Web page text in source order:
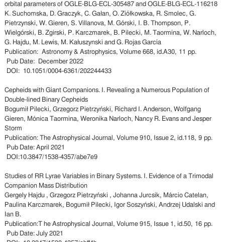
orbital parameters of OGLE-BLG-ECL-305487 and OGLE-BLG-ECL-116218
K. Suchomska, D. Graczyk, C. Gałan, O. Ziółkowska, R. Smolec, G.
Pietrzynski, W. Gieren, S. Villanova, M. Górski, I. B. Thompson, P.
Wielgórski, B. Zgirski, P. Karczmarek, B. Pilecki, M. Taormina, W. Narloch,
G. Hajdu, M. Lewis, M. Kałuszynski and G. Rojas García
Publication: Astronomy & Astrophysics, Volume 668, id.A30, 11 pp.
Pub Date: December 2022
DOI: 10.1051/0004-6361/202244433
Cepheids with Giant Companions. I. Revealing a Numerous Population of
Double-lined Binary Cepheids
Bogumił Pilecki, Grzegorz Pietrzyński, Richard I. Anderson, Wolfgang
Gieren, Mónica Taormina, Weronika Narloch, Nancy R. Evans and Jesper
Storm
Publication: The Astrophysical Journal, Volume 910, Issue 2, id.118, 9 pp.
Pub Date: April 2021
DOI:10.3847/1538-4357/abe7e9
Studies of RR Lyrae Variables in Binary Systems. I. Evidence of a Trimodal
Companion Mass Distribution
Gergely Hajdu , Grzegorz Pietrzyński , Johanna Jurcsik, Márcio Catelan,
Paulina Karczmarek, Bogumił Pilecki, Igor Soszyński, Andrzej Udalski and
Ian B.
Publication:T he Astrophysical Journal, Volume 915, Issue 1, id.50, 16 pp.
Pub Date: July 2021